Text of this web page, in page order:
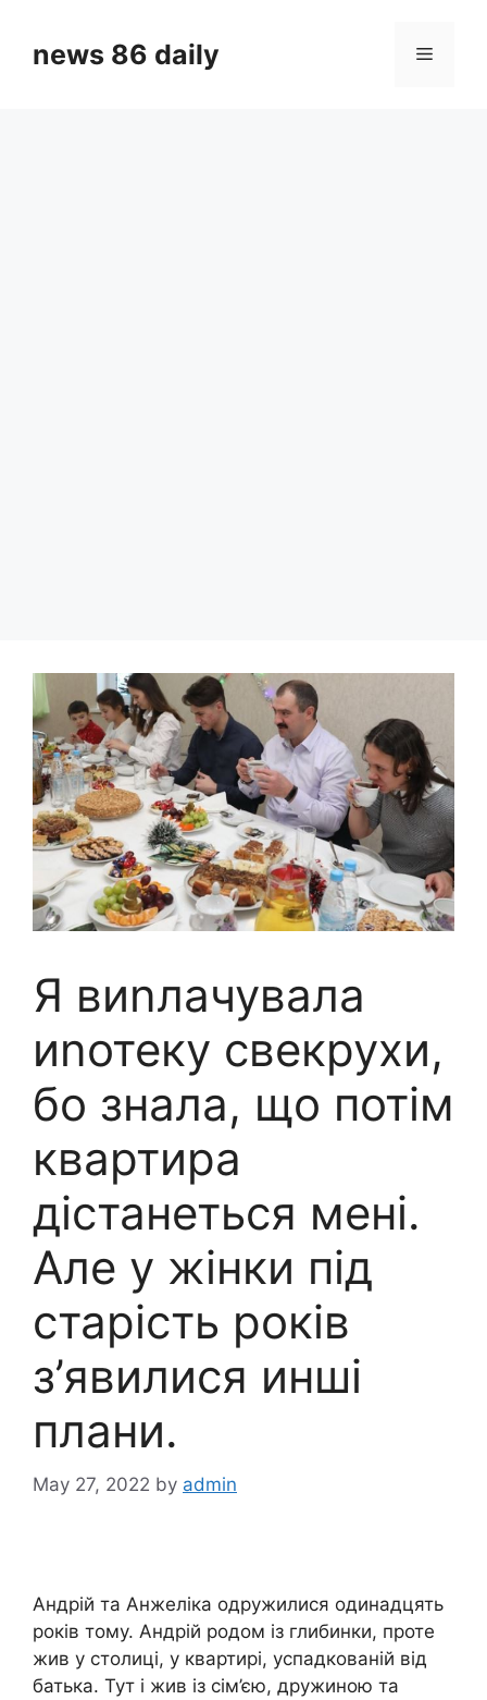
contentnews 86 daily Menu
Я виnлачувала
иnотеку свекрухи,
бо знала, що потім
квартира
дістанеться мені.
Але у жінки під
старість років
з’явилися инші
плани.
May 27, 2022 by admin
Андрій та Анжеліка одружилися одинадцять
років тому. Андрій родом із глибинки, проте
жив у столиці, у квартирі, успадкованій від
батька. Тут і жив із сім’єю, дружиною та